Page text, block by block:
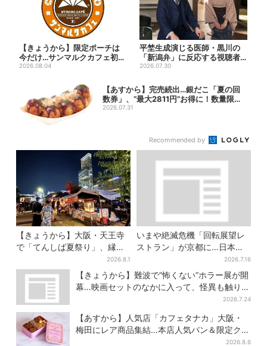
【きょうから】限定ポーチは
今だけ…サンマルクカフェ初の
「夏福袋」、実質無料でレア...
2026.08.04
平埜生成演じる医師・黒川の
「新潟弁」に反応する視聴者
続出「グッときた」
2026.07.30
【あすから】完売続出…銀だこ「夏の回
数券」、“最大2811円”お得に！数量限定
で
2026.07.31
Recommended by
【きょうから】大阪・天王寺
で「てんしば夏祭り」、縁日
や盆踊り…涼しいスプラッシ
ュタイムも！2日間だけ
2026.8.1
いまや絶滅危機「回転展望レ
ストラン」が京都に…日本唯
一、57年間「回るフレンチ」
は絶景ランチの穴場
2026.7.16
【きょうから】難波で“怖くない”ホラー展が開
幕…映画セットのなかに入って、怪異も触り放
2026.7.24
【あすから】人気店「カフェタナカ」大阪・
梅田にレア商品集結…本店人気パン＆限定クッ
2026.8.6